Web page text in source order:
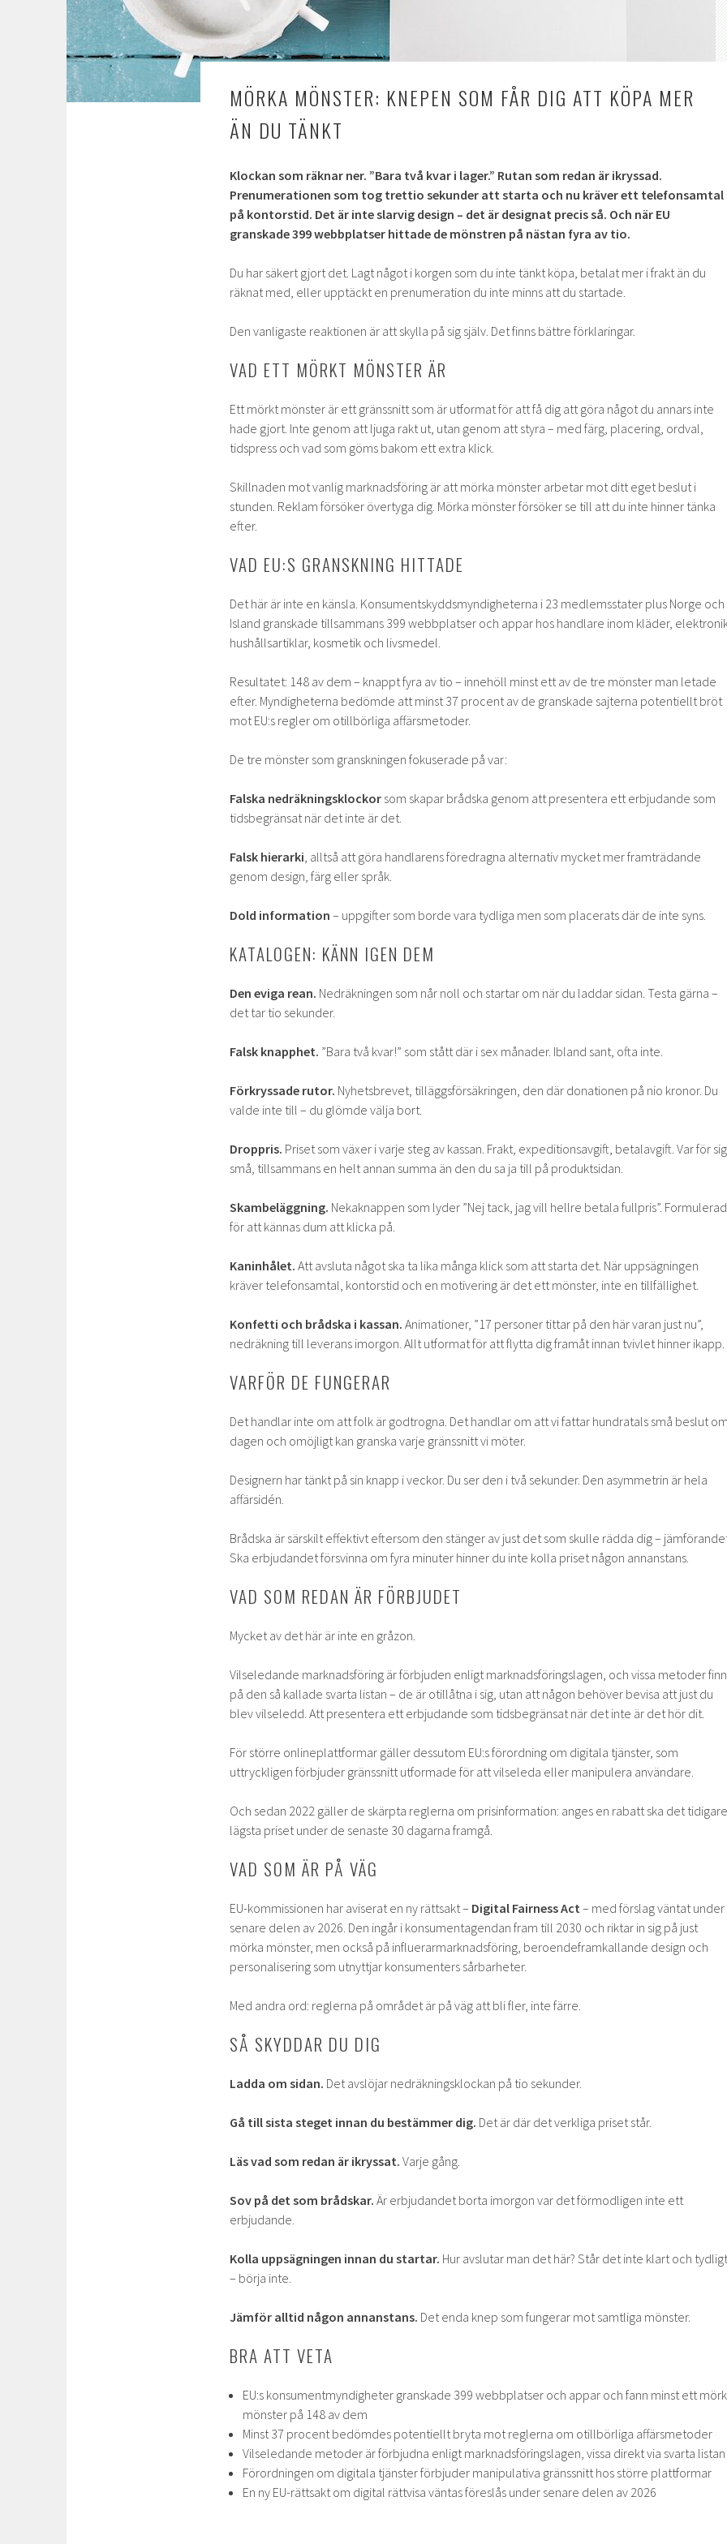
MÖRKA MÖNSTER: KNEPEN SOM FÅR DIG ATT KÖPA MER
ÄN DU TÄNKT
Klockan som räknar ner. ”Bara två kvar i lager.” Rutan som redan är ikryssad.
Prenumerationen som tog trettio sekunder att starta och nu kräver ett telefonsamtal
på kontorstid. Det är inte slarvig design – det är designat precis så. Och när EU
granskade 399 webbplatser hittade de mönstren på nästan fyra av tio.
Du har säkert gjort det. Lagt något i korgen som du inte tänkt köpa, betalat mer i frakt än du
räknat med, eller upptäckt en prenumeration du inte minns att du startade.
Den vanligaste reaktionen är att skylla på sig själv. Det finns bättre förklaringar.
VAD ETT MÖRKT MÖNSTER ÄR
Ett mörkt mönster är ett gränssnitt som är utformat för att få dig att göra något du annars inte
hade gjort. Inte genom att ljuga rakt ut, utan genom att styra – med färg, placering, ordval,
tidspress och vad som göms bakom ett extra klick.
Skillnaden mot vanlig marknadsföring är att mörka mönster arbetar mot ditt eget beslut i
stunden. Reklam försöker övertyga dig. Mörka mönster försöker se till att du inte hinner tänka
efter.
VAD EU:S GRANSKNING HITTADE
Det här är inte en känsla. Konsumentskyddsmyndigheterna i 23 medlemsstater plus Norge och
Island granskade tillsammans 399 webbplatser och appar hos handlare inom kläder,
hushållsartiklar, kosmetik och livsmedel.
Resultatet: 148 av dem – knappt fyra av tio – innehöll minst ett av de tre mönster man letade
efter. Myndigheterna bedömde att minst 37 procent av de granskade sajterna potentiellt bröt
mot EU:s regler om otillbörliga affärsmetoder.
De tre mönster som granskningen fokuserade på var:
Falska nedräkningsklockor som skapar brådska genom att presentera ett erbjudande som
tidsbegränsat när det inte är det.
Falsk hierarki, alltså att göra handlarens föredragna alternativ mycket mer framträdande
genom design, färg eller språk.
Dold information – uppgifter som borde vara tydliga men som placerats där de inte syns.
KATALOGEN: KÄNN IGEN DEM
Den eviga rean. Nedräkningen som når noll och startar om när du laddar sidan. Testa gärna –
det tar tio sekunder.
Falsk knapphet. ”Bara två kvar!” som stått där i sex månader. Ibland sant, ofta inte.
Förkryssade rutor. Nyhetsbrevet, tilläggsförsäkringen, den där donationen på nio kronor. Du
valde inte till – du glömde välja bort.
Droppris. Priset som växer i varje steg av kassan. Frakt, expeditionsavgift, betalavgift. Var för sig
små, tillsammans en helt annan summa än den du sa ja till på produktsidan.
Skambeläggning. Nekaknappen som lyder ”Nej tack, jag vill hellre betala fullpris”. Formulerad
för att kännas dum att klicka på.
Kaninhålet. Att avsluta något ska ta lika många klick som att starta det. När uppsägningen
kräver telefonsamtal, kontorstid och en motivering är det ett mönster, inte en tillfällighet.
Konfetti och brådska i kassan. Animationer, ”17 personer tittar på den här varan just nu”,
nedräkning till leverans imorgon. Allt utformat för att flytta dig framåt innan tvivlet hinner ikapp.
VARFÖR DE FUNGERAR
Det handlar inte om att folk är godtrogna. Det handlar om att vi fattar hundratals små beslut
dagen och omöjligt kan granska varje gränssnitt vi möter.
Designern har tänkt på sin knapp i veckor. Du ser den i två sekunder. Den asymmetrin är hela
affärsidén.
Brådska är särskilt effektivt eftersom den stänger av just det som skulle rädda dig –
Ska erbjudandet försvinna om fyra minuter hinner du inte kolla priset någon annanstans.
VAD SOM REDAN ÄR FÖRBJUDET
Mycket av det här är inte en gråzon.
Vilseledande marknadsföring är förbjuden enligt marknadsföringslagen, och vissa metoder
på den så kallade svarta listan – de är otillåtna i sig, utan att någon behöver bevisa att just du
blev vilseledd. Att presentera ett erbjudande som tidsbegränsat när det inte är det hör dit.
För större onlineplattformar gäller dessutom EU:s förordning om digitala tjänster, som
uttryckligen förbjuder gränssnitt utformade för att vilseleda eller manipulera användare.
Och sedan 2022 gäller de skärpta reglerna om prisinformation: anges en rabatt ska det tidigare
lägsta priset under de senaste 30 dagarna framgå.
VAD SOM ÄR PÅ VÄG
EU-kommissionen har aviserat en ny rättsakt – Digital Fairness Act – med förslag väntat under
senare delen av 2026. Den ingår i konsumentagendan fram till 2030 och riktar in sig på just
mörka mönster, men också på influerarmarknadsföring, beroendeframkallande design och
personalisering som utnyttjar konsumenters sårbarheter.
Med andra ord: reglerna på området är på väg att bli fler, inte färre.
SÅ SKYDDAR DU DIG
Ladda om sidan. Det avslöjar nedräkningsklockan på tio sekunder.
Gå till sista steget innan du bestämmer dig. Det är där det verkliga priset står.
Läs vad som redan är ikryssat. Varje gång.
Sov på det som brådskar. Är erbjudandet borta imorgon var det förmodligen inte ett
erbjudande.
Kolla uppsägningen innan du startar. Hur avslutar man det här? Står det inte klart och tydligt
– börja inte.
Jämför alltid någon annanstans. Det enda knep som fungerar mot samtliga mönster.
BRA ATT VETA
EU:s konsumentmyndigheter granskade 399 webbplatser och appar och fann minst ett
mönster på 148 av dem
Minst 37 procent bedömdes potentiellt bryta mot reglerna om otillbörliga affärsmetoder
Vilseledande metoder är förbjudna enligt marknadsföringslagen, vissa direkt via svarta listan
Förordningen om digitala tjänster förbjuder manipulativa gränssnitt hos större plattformar
En ny EU-rättsakt om digital rättvisa väntas föreslås under senare delen av 2026